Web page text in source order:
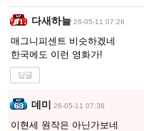
다새하늘 26-05-11 07:26
매그니피센트 비슷하겠네
한국에도 이런 영화가!
답글
데미 26-05-11 07:36
이현세 원작은 아닌가보네